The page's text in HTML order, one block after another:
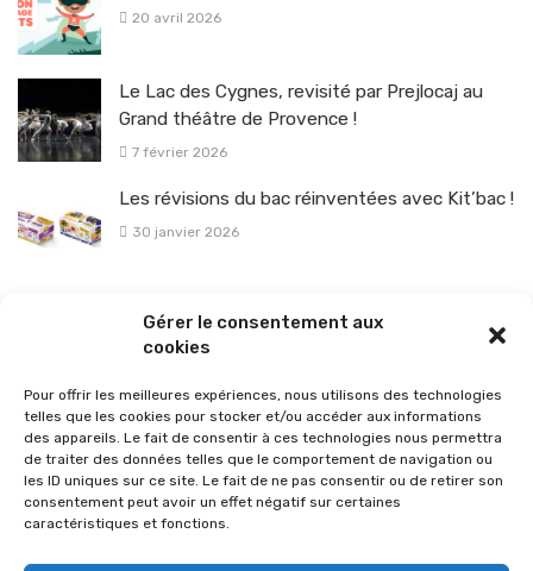
Gérer le consentement aux
cookies
Pour offrir les meilleures expériences, nous utilisons des technologies
telles que les cookies pour stocker et/ou accéder aux informations
des appareils. Le fait de consentir à ces technologies nous permettra
de traiter des données telles que le comportement de navigation ou
les ID uniques sur ce site. Le fait de ne pas consentir ou de retirer son
consentement peut avoir un effet négatif sur certaines
caractéristiques et fonctions.
20 avril 2026
Le Lac des Cygnes, revisité par Prejlocaj au
Grand théâtre de Provence !
7 février 2026
Les révisions du bac réinventées avec Kit’bac !
30 janvier 2026